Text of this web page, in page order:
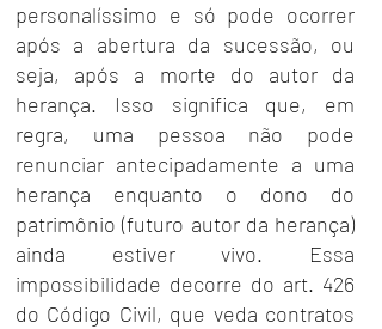
personalíssimo e só pode ocorrer
após a abertura da sucessão, ou
seja, após a morte do autor da
herança. Isso significa que, em
regra, uma pessoa não pode
renunciar antecipadamente a uma
herança enquanto o dono do
patrimônio (futuro autor da herança)
ainda estiver vivo. Essa
impossibilidade decorre do art. 426
do Código Civil, que veda contratos